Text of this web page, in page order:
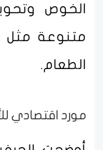
الخوص
متنوعة مثل
الطعام.
مورد اقتصادي